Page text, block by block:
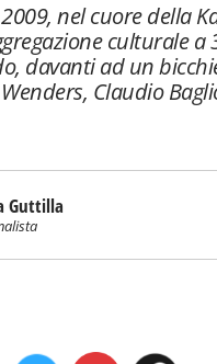
nel cuore della
culturale a
davanti ad un
Claudio
Guttilla